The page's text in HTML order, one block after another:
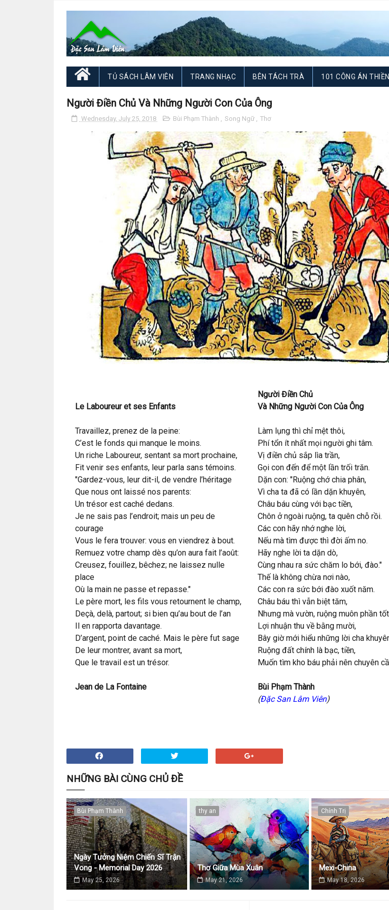
TỦ SÁCH LÂM VIÊN TRANG NHẠC BÊN TÁCH TRÀ 101 CÔNG ÁN THIỀN
Người Điền Chủ Và Những Người Con Của Ông
Wednesday, July 25, 2018 Bùi Phạm Thành , Song Ngữ , Thơ
Le Laboureur et ses Enfants
Travaillez, prenez de la peine:
C’est le fonds qui manque le moins.
Un riche Laboureur, sentant sa mort prochaine,
Fit venir ses enfants, leur parla sans témoins.
"Gardez-vous, leur dit-il, de vendre l’héritage
Que nous ont laissé nos parents:
Un trésor est caché dedans.
Je ne sais pas l’endroit; mais un peu de
courage
Vous le fera trouver: vous en viendrez à bout.
Remuez votre champ dès qu’on aura fait l’août:
Creusez, fouillez, bêchez; ne laissez nulle
place
Où la main ne passe et repasse."
Le père mort, les fils vous retournent le champ,
Deçà, delà, partout; si bien qu’au bout de l’an
Il en rapporta davantage.
D’argent, point de caché. Mais le père fut sage
De leur montrer, avant sa mort,
Que le travail est un trésor.
Jean de La Fontaine
Người Điền Chủ
Và Những Người Con Của Ông
Làm lụng thì chỉ mệt thôi,
Phí tổn ít nhất mọi người ghi tâm.
Vị điền chủ sắp lìa trần,
Gọi con đến để một lần trối trăn.
Dặn con: "Ruộng chớ chia phân,
Vì cha ta đã có lần dặn khuyên,
Châu báu cùng với bạc tiền,
Chôn ở ngoài ruộng, ta quên chỗ rồi.
Các con hãy nhớ nghe lời,
Nếu mà tìm được thì đời ấm no.
Hãy nghe lời ta dặn dò,
Cùng nhau ra sức chăm lo bới, đào."
Thế là không chừa nơi nào,
Các con ra sức bới đào xuốt năm.
Châu báu thì vẫn biệt tăm,
Nhưng mà vườn, ruộng muôn phần
Lợi nhuận thu về bằng mười,
Bây giờ mới hiểu những lời cha
Ruộng đất chính là bạc, tiền,
Muốn tìm kho báu phải nên chuyên
Bùi Phạm Thành
(Đặc San Lâm Viên)
NHỮNG BÀI CÙNG CHỦ ĐỀ
Bùi Phạm Thành
Ngày Tưởng Niệm Chiến Sĩ Trận
Vong - Memorial Day 2026
May 25, 2026
thy an
Thơ Giữa Mùa Xuân
May 21, 2026
Chính Trị
Mexi-China
May 18, 2026